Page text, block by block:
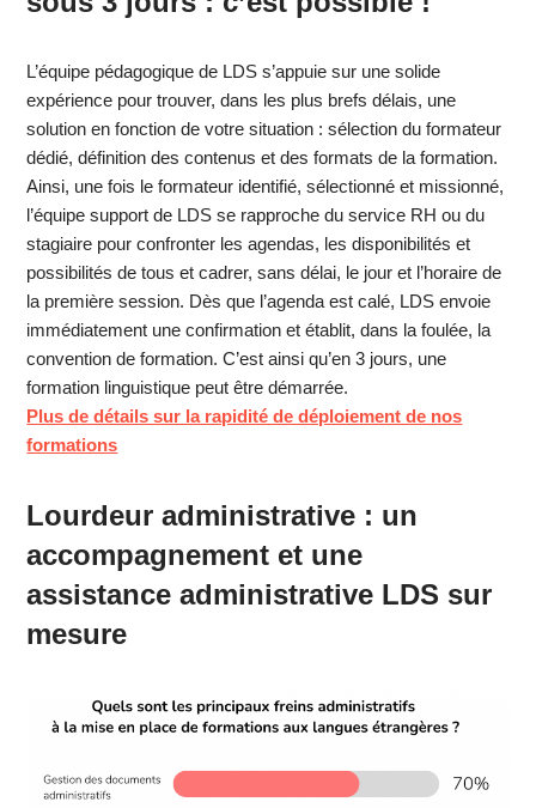
L’équipe pédagogique de LDS s’appuie sur une solide
expérience pour trouver, dans les plus brefs délais, une
solution en fonction de votre situation : sélection du formateur
dédié, définition des contenus et des formats de la formation.
Ainsi, une fois le formateur identifié, sélectionné et missionné,
l’équipe support de LDS se rapproche du service RH ou du
stagiaire pour confronter les agendas, les disponibilités et
possibilités de tous et cadrer, sans délai, le jour et l’horaire de
la première session. Dès que l’agenda est calé, LDS envoie
immédiatement une confirmation et établit, dans la foulée, la
convention de formation. C’est ainsi qu’en 3 jours, une
formation linguistique peut être démarrée.
Plus de détails sur la rapidité de déploiement de nos
formations
Lourdeur administrative : un
accompagnement et une
assistance administrative LDS sur
mesure